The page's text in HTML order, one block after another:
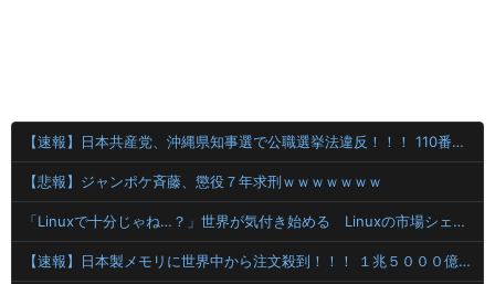
【速報】日本共産党、沖縄県知事選で公職選挙法違反！！！ 110番通報されても辞全くめない件
【悲報】ジャンポケ斉藤、懲役７年求刑ｗｗｗｗｗｗｗ
「Linuxで十分じゃね…？」世界が気付き始める Linuxの市場シェアが初めて10%超える
【速報】日本製メモリに世界中から注文殺到！！！ １兆５０００億円で工場増築へ